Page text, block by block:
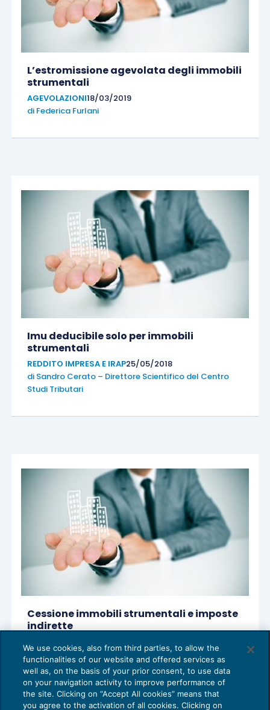
L’estromissione agevolata degli immobili
strumentali
AGEVOLAZIONI18/03/2019
di Federica Furlani
Imu deducibile solo per immobili
strumentali
REDDITO IMPRESA E IRAP25/05/2018
di Sandro Cerato – Direttore Scientifico del Centro
Studi Tributari
Cessione immobili strumentali e imposte
indirette
di Sandro Cerato – Direttore Scientifico del Centro
Studi Tributari
We use cookies, also from third parties, to allow the
functionalities of our website and offered services as
well as, on the basis of your prior consent, to use data
on your navigation activity to improve performance of
the site. Clicking on “Accept All cookies” means that
you agree to the activation of all cookies. Clicking on